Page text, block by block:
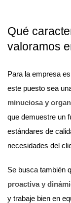
Qué
valoramos
Para la empresa
este puesto sea
minuciosa y
que demuestre un
estándares de
necesidades del
Se busca también
proactiva y
y trabaje bien en